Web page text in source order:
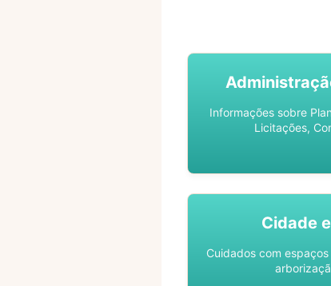
Informações sobre
Licitações,
Cidade
Cuidados com